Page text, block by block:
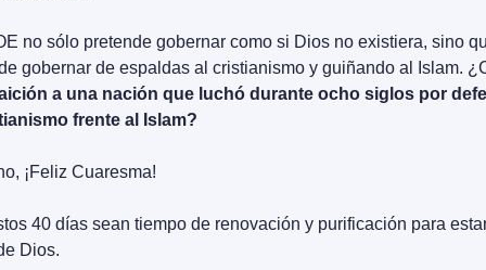
no sólo pretende gobernar como si Dios no existiera, sino
gobernar de espaldas al cristianismo y guiñando al Islam.
a una nación que luchó durante ocho siglos por
frente al Islam?
¡Feliz Cuaresma!
40 días sean tiempo de renovación y purificación para
Dios.